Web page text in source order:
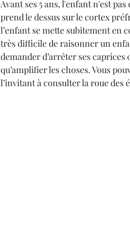
Avant ses 5 ans, l'enfant n'est
prend le dessus sur le cortex
l’enfant se mette subitement en
très difficile de raisonner un
demander d’arrêter ses
qu’amplifier les choses. Vous
l’invitant à consulter la roue des